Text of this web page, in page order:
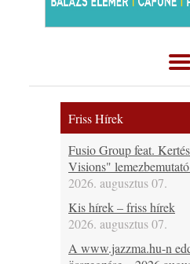
Friss Hírek
Fusio Group feat.
Visions"
2026. augusztus 07.
Kis hírek – friss hírek
2026. augusztus 07.
A www.jazzma.hu-n